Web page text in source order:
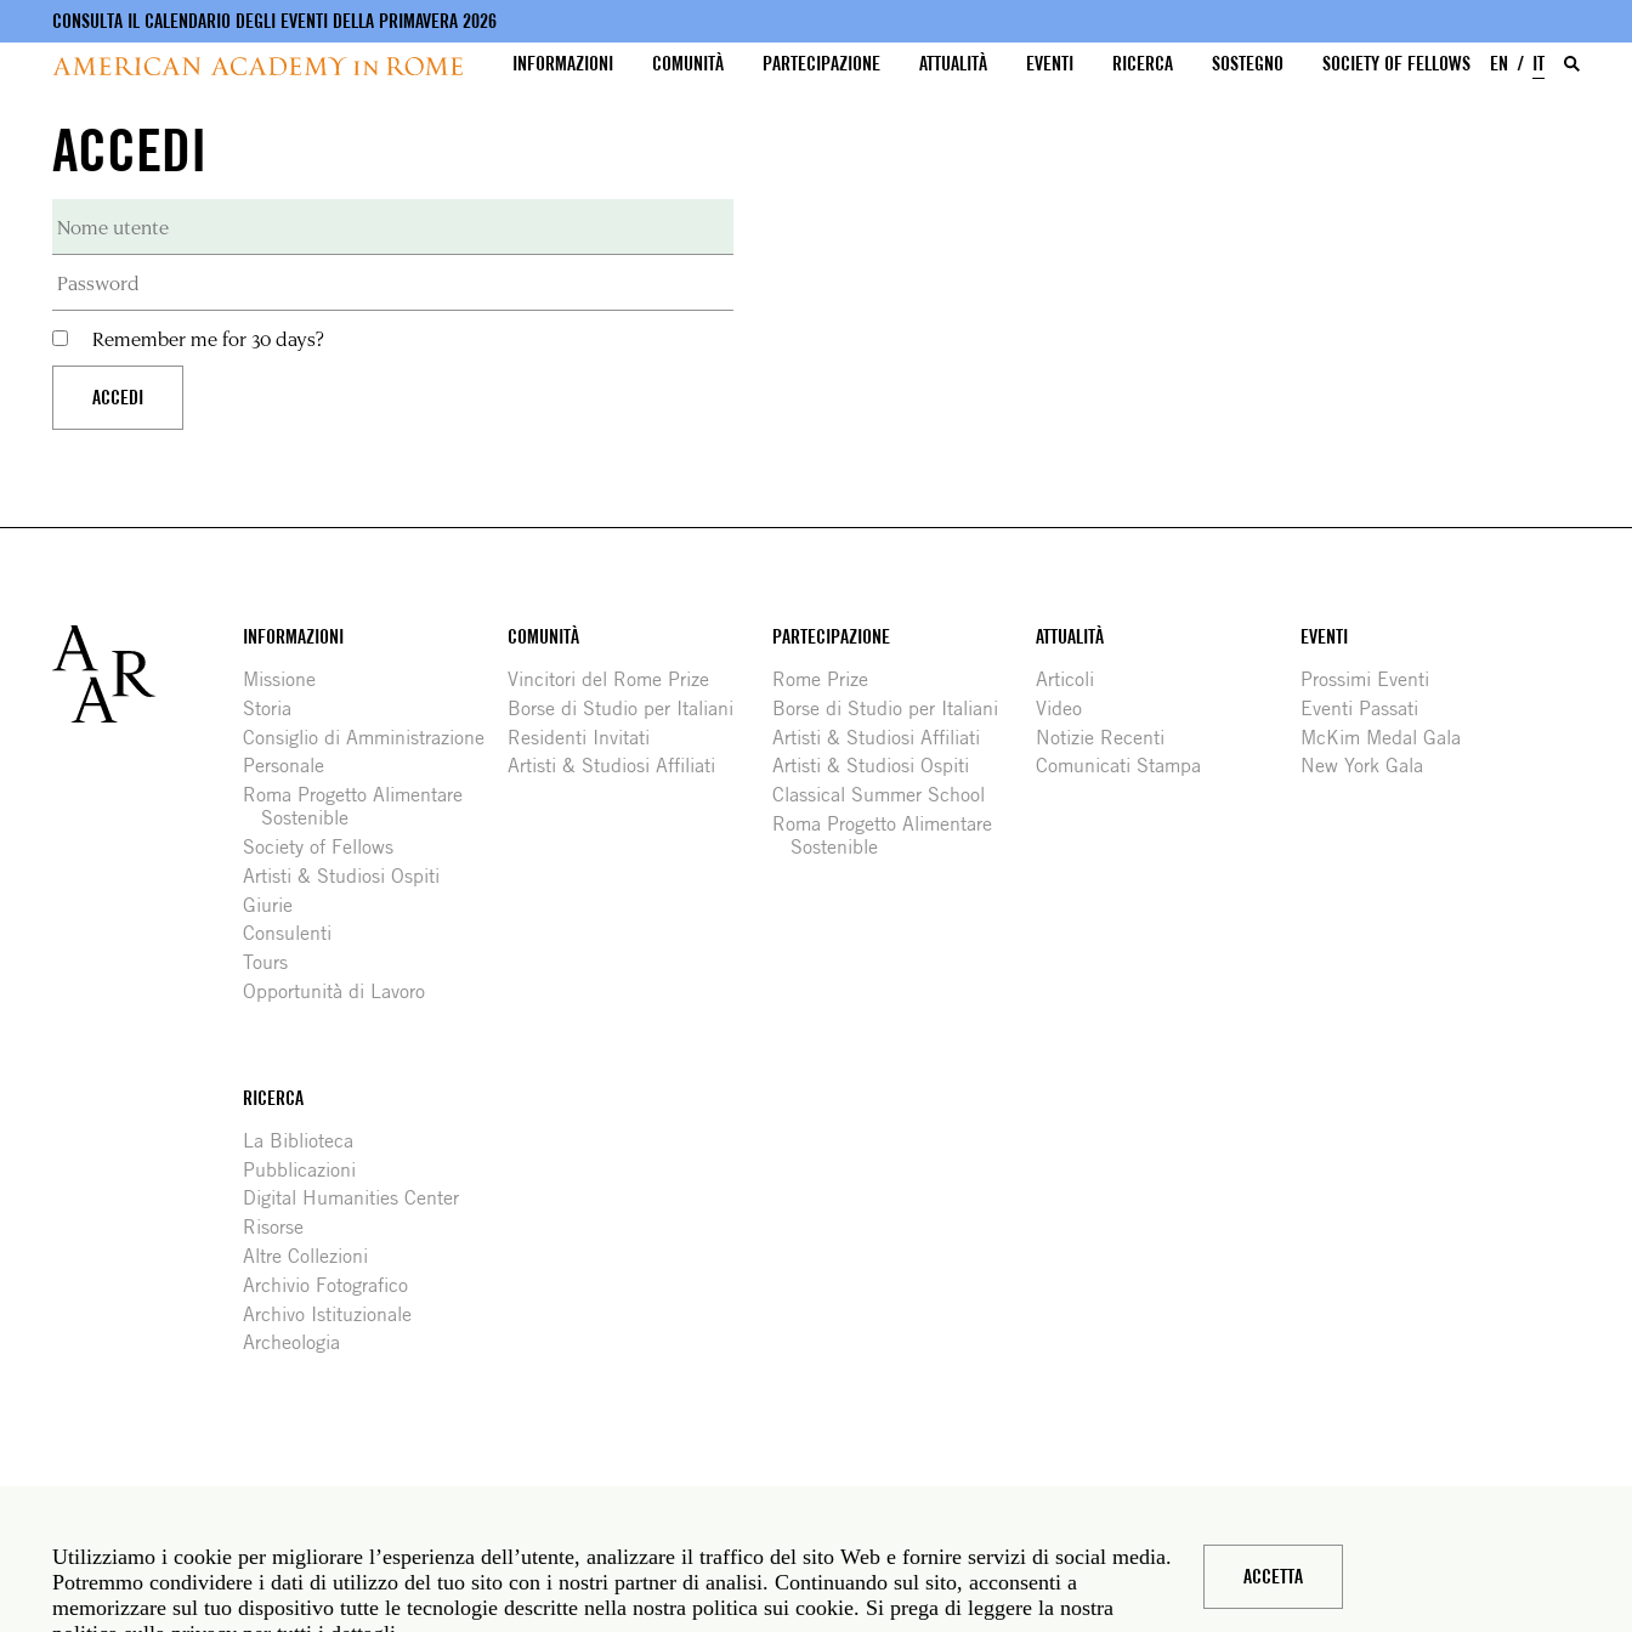
contenuto
principale
CONSULTA IL CALENDARIO DEGLI EVENTI DELLA PRIMAVERA 2026
INFORMAZIONI
COMUNITÀ PARTECIPAZIONE ATTUALITÀ EVENTI RICERCA SOSTEGNO SOCIETY OF FELLOWS EN IT
ACCEDI
Remember me for 30 days?
Footer
INFORMAZIONI
Missione
Storia
Consiglio di Amministrazione
Personale
Roma Progetto Alimentare
Sostenible
Society of Fellows
Artisti & Studiosi Ospiti
Giurie
Consulenti
Tours
Opportunità di Lavoro
COMUNITÀ
Vincitori del Rome Prize
Borse di Studio per Italiani
Residenti Invitati
Artisti & Studiosi Affiliati
PARTECIPAZIONE
Rome Prize
Borse di Studio per Italiani
Artisti & Studiosi Affiliati
Artisti & Studiosi Ospiti
Classical Summer School
Roma Progetto Alimentare
Sostenible
ATTUALITÀ
Articoli
Video
Notizie Recenti
Comunicati Stampa
EVENTI
Prossimi Eventi
Eventi Passati
McKim Medal Gala
New York Gala
RICERCA
La Biblioteca
Pubblicazioni
Digital Humanities Center
Risorse
Altre Collezioni
Archivio Fotografico
Archivo Istituzionale
Archeologia
media
Roma: Via Angelo Masina 5 00153 Roma ITALIA · t 39 06 58461 · f 39 06 5810788
New York: 535 West 22nd Street Third Floor New York NY 10011 · t 212 751 7200 · f 212 751 7220
Utilizziamo i cookie per migliorare l’esperienza dell’utente, analizzare il traffico del sito Web e fornire servizi di social media.
Potremmo condividere i dati di utilizzo del tuo sito con i nostri partner di analisi. Continuando sul sito, acconsenti a
memorizzare sul tuo dispositivo tutte le tecnologie descritte nella nostra politica sui cookie. Si prega di leggere la nostra
ACCETTA